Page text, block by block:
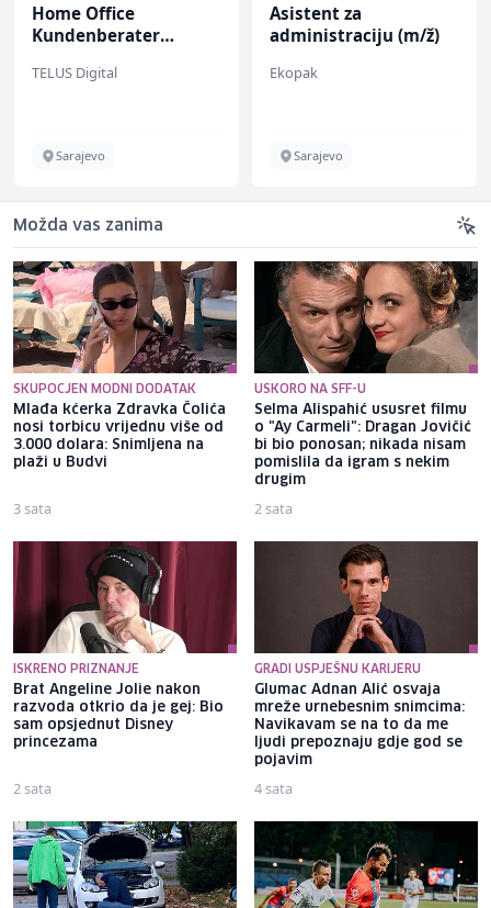
Home Office
Kundenberater
renommiertes
TELUS Digital
Sarajevo
Asistent za
administraciju (m/ž)
Ekopak
Sarajevo
Možda vas zanima
SKUPOCJEN MODNI DODATAK
Mlađa kćerka Zdravka Čolića
nosi torbicu vrijednu više od
3.000 dolara: Snimljena na
plaži u Budvi
3 sata
USKORO NA SFF-U
Selma Alispahić ususret filmu
o "Ay Carmeli": Dragan Jovičić
bi bio ponosan; nikada nisam
pomislila da igram s nekim
drugim
2 sata
ISKRENO PRIZNANJE
Brat Angeline Jolie nakon
razvoda otkrio da je gej: Bio
sam opsjednut Disney
princezama
2 sata
GRADI USPJEŠNU KARIJERU
Glumac Adnan Alić osvaja
mreže urnebesnim snimcima:
Navikavam se na to da me
ljudi prepoznaju gdje god se
pojavim
4 sata